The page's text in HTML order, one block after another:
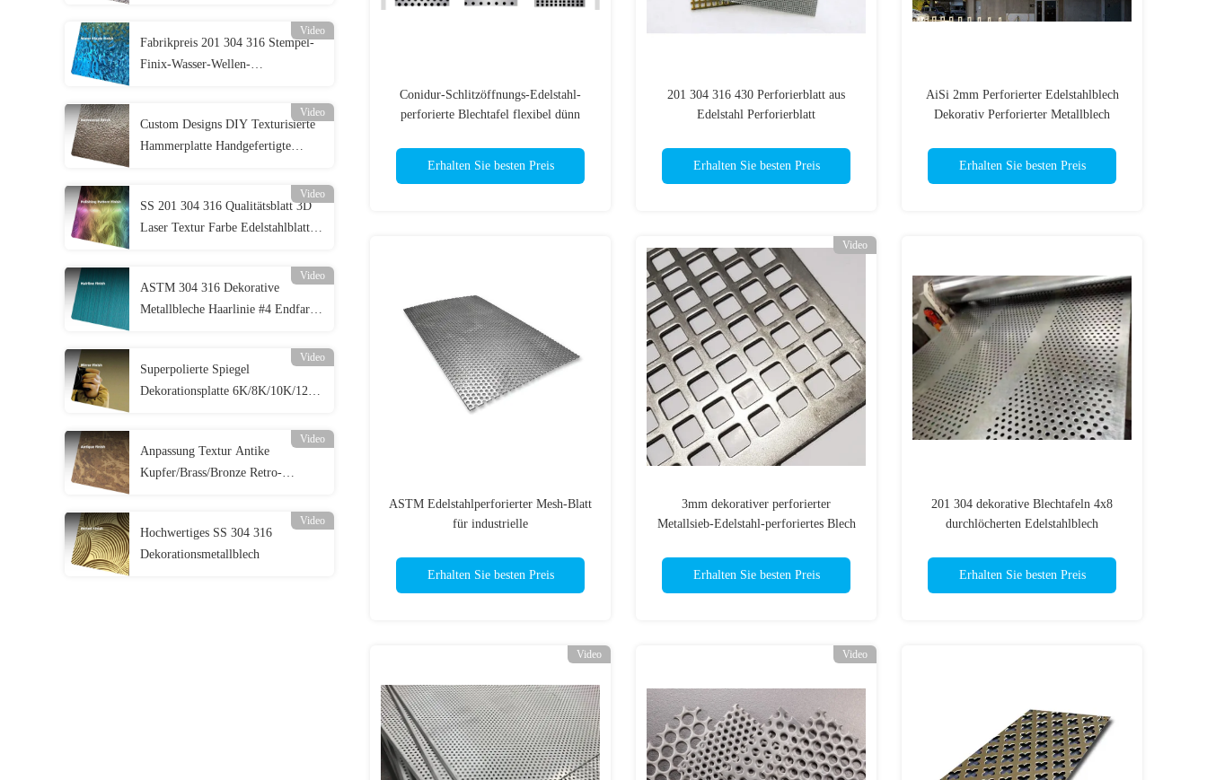
Video
Fabrikpreis 201 304 316 Stempel-
Finix-Wasser-Wellen-
Video
Custom Designs DIY Texturisierte
Hammerplatte Handgefertigte
Video
SS 201 304 316 Qualitätsblatt 3D
Laser Textur Farbe Edelstahlblatt
Video
ASTM 304 316 Dekorative
Metallbleche Haarlinie #4 Endfarbe
Video
Superpolierte Spiegel
Dekorationsplatte 6K/8K/10K/12K
Video
Anpassung Textur Antike
Kupfer/Brass/Bronze Retro-
Video
Hochwertiges SS 304 316
Dekorationsmetallblech
Conidur-Schlitzöffnungs-Edelstahl-
perforierte Blechtafel flexibel dünn
Erhalten Sie besten Preis
201 304 316 430 Perforierblatt aus
Edelstahl Perforierblatt
Erhalten Sie besten Preis
AiSi 2mm Perforierter Edelstahlblech
Dekorativ Perforierter Metallblech
Erhalten Sie besten Preis
ASTM Edelstahlperforierter Mesh-Blatt
für industrielle
Erhalten Sie besten Preis
Video
3mm dekorativer perforierter
Metallsieb-Edelstahl-perforiertes Blech
Erhalten Sie besten Preis
201 304 dekorative Blechtafeln 4x8
durchlöcherten Edelstahlblech
Erhalten Sie besten Preis
Video Video